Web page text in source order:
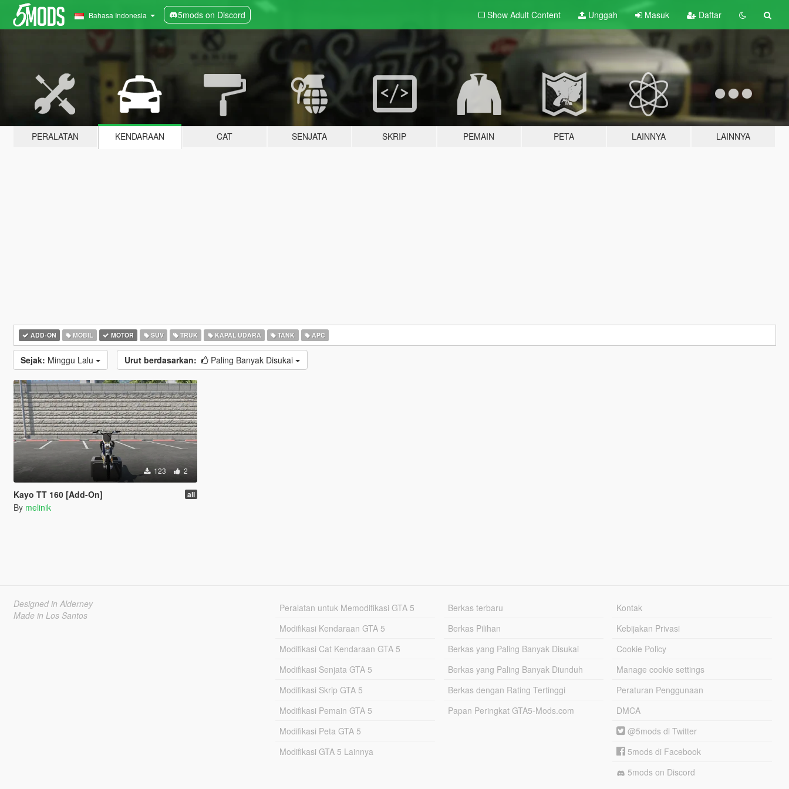
Bahasa Indonesia 5mods on Discord Show Adult Content Unggah Masuk Daftar
PERALATAN KENDARAAN CAT SENJATA SKRIP PEMAIN PETA LAINNYA LAINNYA
ADD-ON MOBIL MOTOR SUV TRUK KAPAL UDARA TANK APC
Sejak: Minggu Lalu Urut berdasarkan: Paling Banyak Disukai
123 2
Kayo TT 160 [Add-On] all
By melinik
Designed in Alderney
Made in Los Santos
Peralatan untuk Memodifikasi GTA 5
Modifikasi Kendaraan GTA 5
Modifikasi Cat Kendaraan GTA 5
Modifikasi Senjata GTA 5
Modifikasi Skrip GTA 5
Modifikasi Pemain GTA 5
Modifikasi Peta GTA 5
Modifikasi GTA 5 Lainnya
Berkas terbaru
Berkas Pilihan
Berkas yang Paling Banyak Disukai
Berkas yang Paling Banyak Diunduh
Berkas dengan Rating Tertinggi
Papan Peringkat GTA5-Mods.com
Kontak
Kebijakan Privasi
Cookie Policy
Manage cookie settings
Peraturan Penggunaan
DMCA
@5mods di Twitter
5mods di Facebook
5mods on Discord